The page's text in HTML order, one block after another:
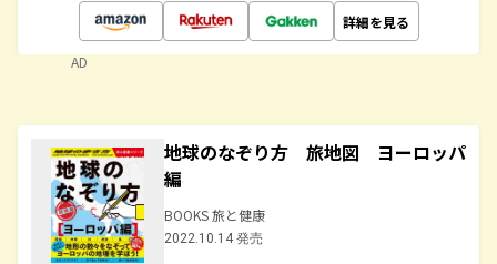
詳細を見る
AD
地球のなぞり方 旅地図 ヨーロッパ
編
BOOKS 旅と健康
2022.10.14 発売